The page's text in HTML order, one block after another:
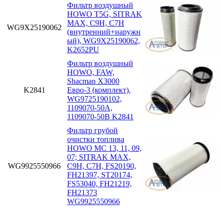
WG9X25190062
Фильтр воздушный
HOWO T5G, SITRAK
MAX, C9H, C7H
(внутренний+наружн
ый), WG9X25190062,
K2652PU
K2841
Фильтр воздушный
HOWO, FAW,
Shacman X3000
Евро-3 (комплект),
WG9725190102,
1109070-50A,
1109070-50B K2841
WG9925550966
Фильтр грубой
очистки топлива
HOWO MC 13, 11, 09,
07; SITRAK MAX,
C9H, C7H, FS20190,
FH21397, ST20174,
FS53040, FH21219,
FH21373
WG9925550966